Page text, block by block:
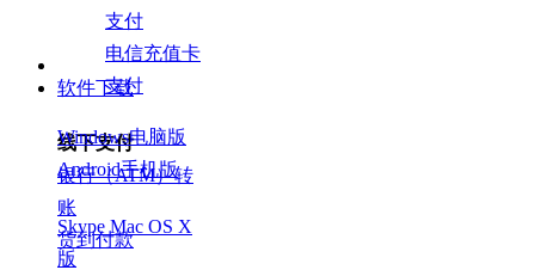
支付
电信充值卡
支付
线下支付
银行（ATM）转
账
货到付款
软件下载
Windows电脑版
Android手机版
Skype Mac OS X
版